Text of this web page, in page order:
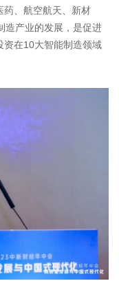
药、航空航天、新材
造产业的发展，是促进
资在10大智能制造领域